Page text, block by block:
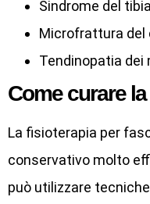
Sindrome del
Microfrattura del
Tendinopatia dei
Come curare
La fisioterapia per
conservativo molto
può utilizzare